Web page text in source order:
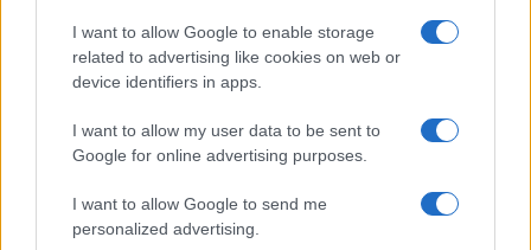
I want to allow Google to enable storage
related to advertising like cookies on web or
device identifiers in apps.
I want to allow my user data to be sent to
Google for online advertising purposes.
I want to allow Google to send me
personalized advertising.
Fashion
H Ζέτα Μακρυπούλια με δημιουργίες
παράσταση Sugar!
14.11.2013
Love Stories
Ζέτα: “Τον αγαπώ πολύ, αλλά σκέφτομαι